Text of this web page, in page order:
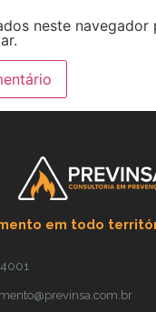
neste
em todo
4001